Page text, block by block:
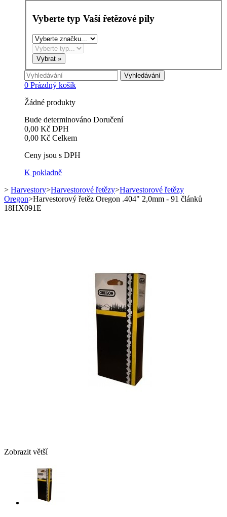
Vyberte typ Vaší řetězové pily
Vyhledávání
0 Prázdný košík
Žádné produkty
Bude determinováno Doručení
0,00 Kč DPH
0,00 Kč Celkem
Ceny jsou s DPH
K pokladně
> Harvestory>Harvestorové řetězy>Harvestorové řetězy
Oregon>Harvestorový řetěz Oregon .404" 2,0mm - 91 článků
18HX091E
Zobrazit větší